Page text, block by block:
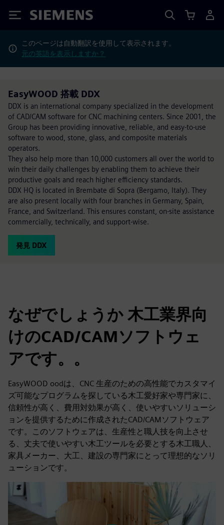
Siemens
このページは自動翻訳を使用して表示されます。
元の英語を表示しますか？
EasyWOOD 搭載 DDX
DDX is an international company specialized in the development
of CAD/CAM software for CNC machining centers. Since 2001, the
Group has been providing innovative, reliable, and easy-to-use
software to wood, stone, glass, and composite materials
operators.
They also help more than 10,000 customers all over the world to
win their daily challenges by enabling them to achieve their
productive goals and reach higher efficiency standards.
DDX HQ is located in Brembate di Sopra (Bergamo, Italy). They
are also present locally with four branches in Germany, Spain,
France, and Switzerland. This ensures constant, on-site assistance
commercially, technically, and support-wise.
発見 DDX
なぜでしょうか 木工業界向
けのCAD/CAMソフトウェ
アです。。
EasyWOOD oodは、CNC 生産のための高性能でカスタマイ
ズ可能なプログラムを探している木工愛好家や専門家に、
信頼性が高く、費用対効果が高く、使いやすいソリューシ
ョンを提供するために作成されたCAD/CAMソフトウェア
です。このソフトウェアは、生産性と職人技を向上させ
る、丈夫で使いやすい木工ツールを必要とする木工職人、
家具メーカー、大工、建設の専門家にとって理想的なソリ
ューションです。